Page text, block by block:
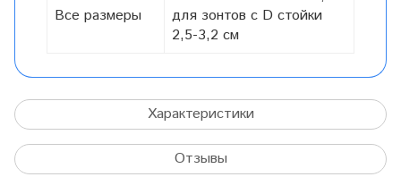
Все размеры
для зонтов с D стойки
2,5-3,2 см
Характеристики
Отзывы